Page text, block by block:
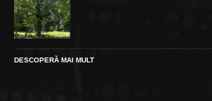
DESCOPERĂ MAI MULT